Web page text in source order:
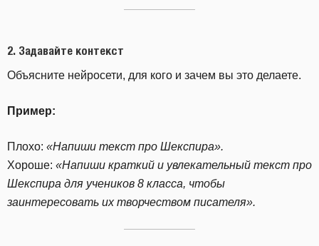
2. Задавайте контекст
Объясните нейросети, для кого и зачем вы это делаете.
Пример:
Плохо: «Напиши текст про Шекспира».
Хороше: «Напиши краткий и увлекательный текст про
Шекспира для учеников 8 класса, чтобы
заинтересовать их творчеством писателя».